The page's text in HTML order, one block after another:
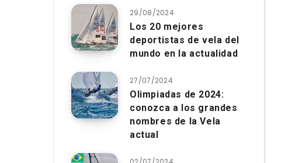
29/08/2024
Los 20 mejores
deportistas de vela del
mundo en la actualidad
27/07/2024
Olimpiadas de 2024:
conozca a los grandes
nombres de la Vela
actual